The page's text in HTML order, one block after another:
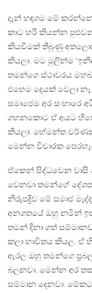
දැන් හඳගම මේ
කාට හරි කියන්න
කියවීමක් තිබුණු
කියලා. මට මුලින්ම
තමන්ගෙ ස්ථාවරය
එහෙම දෙයක් වෙලා
සමාජෙම අර සංහාරෙ
ගහනකොට ඒ අයට
කියලා. හේමන්ත
මෙන්න විචාරක
ඒකෙන් සිද්ධවෙන වාසි
වෙනවා තමන්ගේ
නිරුපද්‍රිව මේ සමාජ
අනගතයේ ඔහු නමින්
තමන් දිනා ගත්
කලා භාවිතය කියල. ඒ
ඇරල ඔහු තමන්ගෙ ප්‍රබල
බලනවා. මෙන්න අර
සම්මාන දෙනවා.